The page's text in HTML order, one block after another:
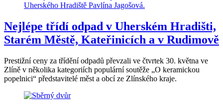
Nejlépe třídí odpad v Uherském Hradišti,
Starém Městě, Kateřinicích a v Rudimově
Prestižní ceny za třídění odpadů převzali ve čtvrtek 30. května ve
Zlíně v několika kategoriích populární soutěže „O keramickou
popelnici“ představitelé měst a obcí ze Zlínského kraje.